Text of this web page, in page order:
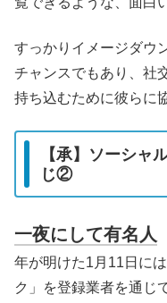
すっかりイメージダウ
チャンスでもあり、社
持ち込むために彼らに
【承】ソーシャ
じ②
一夜にして有名人
年が明けた1月11日に
ク」を登録業者を通じ